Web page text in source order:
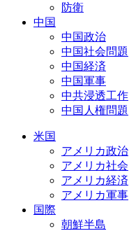
防衛
中国
中国政治
中国社会問題
中国経済
中国軍事
中共浸透工作
中国人権問題
米国
アメリカ政治
アメリカ社会
アメリカ経済
アメリカ軍事
国際
朝鮮半島